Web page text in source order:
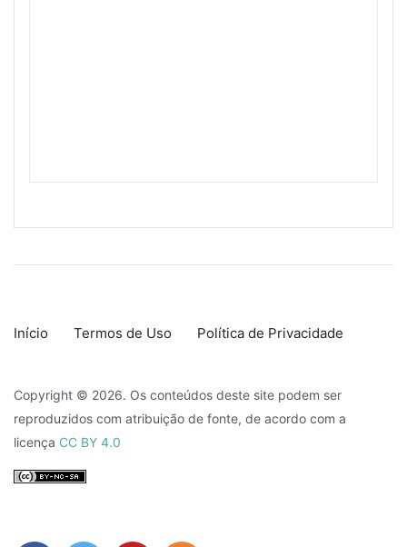
Início Termos de Uso Política de Privacidade
Copyright © 2026. Os conteúdos deste site podem ser
reproduzidos com atribuição de fonte, de acordo com a
licença CC BY 4.0